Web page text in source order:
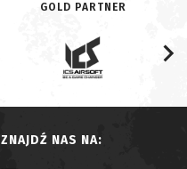
GOLD PARTNER
ZNAJDŹ NAS NA: